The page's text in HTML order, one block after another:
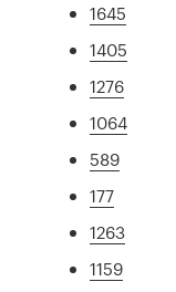
1645
1405
1276
1064
589
177
1263
1159